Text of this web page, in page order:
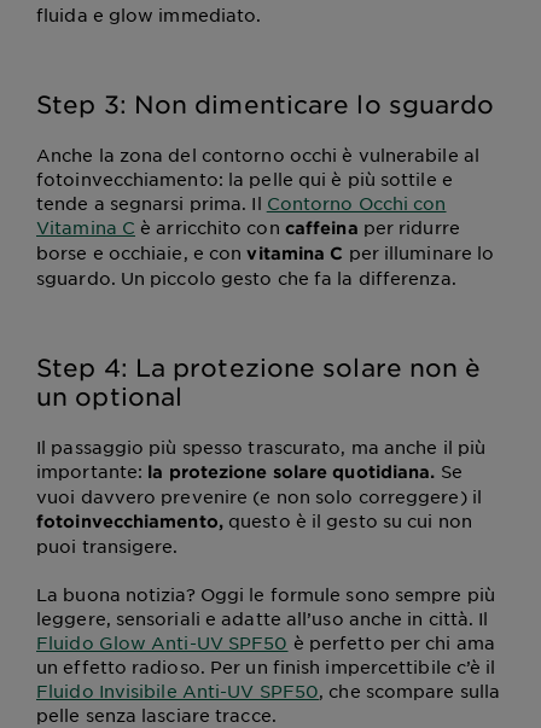
fluida e glow immediato.
Step 3: Non dimenticare lo sguardo
Anche la zona del contorno occhi è vulnerabile al
fotoinvecchiamento: la pelle qui è più sottile e
tende a segnarsi prima. Il Contorno Occhi con
Vitamina C è arricchito con caffeina per ridurre
borse e occhiaie, e convitamina C per illuminare lo
sguardo. Un piccolo gesto che fa la differenza.
Step 4: La protezione solare non è
un optional
Il passaggio più spesso trascurato, ma anche il più
importante: la protezione solare quotidiana. Se
vuoi davvero prevenire (e non solo correggere) il
fotoinvecchiamento,questo è il gesto su cui non
puoi transigere.
La buona notizia? Oggi le formule sono sempre più
leggere, sensoriali e adatte all’uso anche in città. Il
Fluido Glow Anti-UV SPF50 è perfetto per chi ama
un effetto radioso. Per un finish impercettibile c’è il
Fluido Invisibile Anti-UV SPF50, che scompare sulla
pelle senza lasciare tracce.